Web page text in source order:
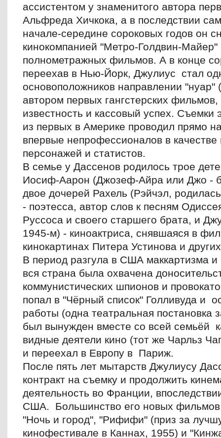
ассистентом у знаменитого автора
Альфреда Хичкока, а в последствии
начале-середине сороковых годов он
кинокомпанией "Метро-Голдвин-Майер"
полнометражных фильмов. А в конце
переехав в Нью-Йорк, Джулиус стал
основоположников направлении
автором первых гангстерских
известность и кассовый успех.
из первых в Америке проводил прямо
впервые непрофессионалов в качестве
персонажей и статистов.
В семье у Дассенов родилось трое
Иосиф-Аарон (Джозеф-Айра или Джо -
двое дочерей Рахель (Рэйчэл,
- поэтесса, автор слов к песням
Руссоса и своего старшего брата, и
1945-м) - киноактриса, снявшаяся в
кинокартинах Питера Устинова и
В период разгула в США маккартизма и
вся страна была охвачена
коммунистических шпионов и
попал в "Чёрный список" Голливуда и
работы (одна театральная постановка
был вынужден вместе со всей семьёй
видные деятели кино (тот же Чарльз
и переехал в Европу в Париж.
После пять лет мытарств Джулиусу
контракт на съемку и продолжить
деятельность во Франции,
США. Большинство его новых
"Ночь и город", "Рифифи" (приз за
кинофестивале в Каннах, 1955) и